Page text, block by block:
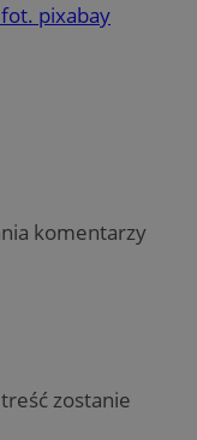
pixabay
komentarzy
zostanie